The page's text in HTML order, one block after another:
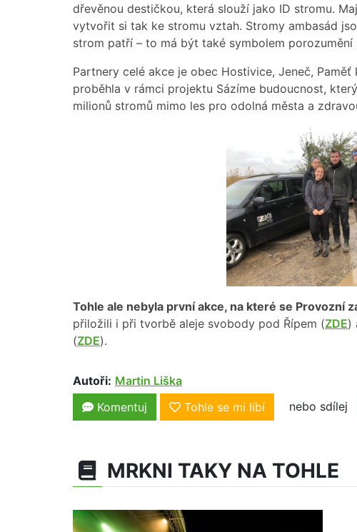
dřevěnou destičkou, která slouží jako ID stromu.
vytvořit si tak ke stromu vztah. Stromy ambasád
strom patří – to má být také symbolem porozumění
Partnery celé akce je obec Hostivice, Jeneč, Paměť
proběhla v rámci projektu Sázíme budoucnost,
milionů stromů mimo les pro odolná města a
Tohle ale nebyla první akce, na které se Provozní
přiložili i při tvorbě aleje svobody pod Řípem (ZDE)
(ZDE).
Autoři: Martin Liška
Komentuj
Tohle se mi líbí nebo sdílej
MRKNI TAKY NA TOHLE